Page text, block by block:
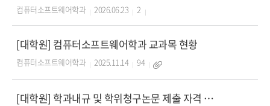
컴퓨터소프트웨어학과 2026.06.23 2
[대학원] 컴퓨터소프트웨어학과 교과목 현황
컴퓨터소프트웨어학과 2025.11.14 94
[대학원] 학과내규 및 학위청구논문 제출 자격 요약본